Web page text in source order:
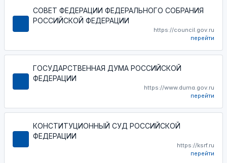
СОВЕТ ФЕДЕРАЦИИ ФЕДЕРАЛЬНОГО СОБРАНИЯ
РОССИЙСКОЙ ФЕДЕРАЦИИ
https://council.gov.ru
перейти
ГОСУДАРСТВЕННАЯ ДУМА РОССИЙСКОЙ
ФЕДЕРАЦИИ
https://www.duma.gov.ru
перейти
КОНСТИТУЦИОННЫЙ СУД РОССИЙСКОЙ
ФЕДЕРАЦИИ
https://ksrf.ru
перейти